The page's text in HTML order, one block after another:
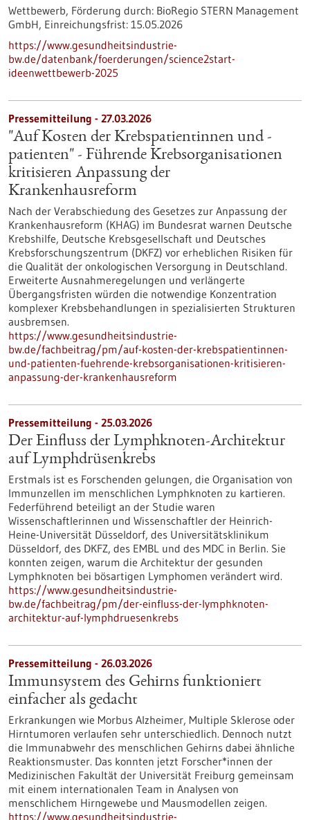
Wettbewerb, Förderung durch: BioRegio STERN Management
GmbH, Einreichungsfrist: 15.05.2026
https://www.gesundheitsindustrie-
bw.de/datenbank/foerderungen/science2start-
ideenwettbewerb-2025
Pressemitteilung - 27.03.2026
"Auf Kosten der Krebspatientinnen und -
patienten" - Führende Krebsorganisationen
kritisieren Anpassung der
Krankenhausreform
Nach der Verabschiedung des Gesetzes zur Anpassung der
Krankenhausreform (KHAG) im Bundesrat warnen Deutsche
Krebshilfe, Deutsche Krebsgesellschaft und Deutsches
Krebsforschungszentrum (DKFZ) vor erheblichen Risiken für
die Qualität der onkologischen Versorgung in Deutschland.
Erweiterte Ausnahmeregelungen und verlängerte
Übergangsfristen würden die notwendige Konzentration
komplexer Krebsbehandlungen in spezialisierten Strukturen
ausbremsen.
https://www.gesundheitsindustrie-
bw.de/fachbeitrag/pm/auf-kosten-der-krebspatientinnen-
und-patienten-fuehrende-krebsorganisationen-kritisieren-
anpassung-der-krankenhausreform
Pressemitteilung - 25.03.2026
Der Einfluss der Lymphknoten-Architektur
auf Lymphdrüsenkrebs
Erstmals ist es Forschenden gelungen, die Organisation von
Immunzellen im menschlichen Lymphknoten zu kartieren.
Federführend beteiligt an der Studie waren
Wissenschaftlerinnen und Wissenschaftler der Heinrich-
Heine-Universität Düsseldorf, des Universitätsklinikum
Düsseldorf, des DKFZ, des EMBL und des MDC in Berlin. Sie
konnten zeigen, warum die Architektur der gesunden
Lymphknoten bei bösartigen Lymphomen verändert wird.
https://www.gesundheitsindustrie-
bw.de/fachbeitrag/pm/der-einfluss-der-lymphknoten-
architektur-auf-lymphdruesenkrebs
Pressemitteilung - 26.03.2026
Immunsystem des Gehirns funktioniert
einfacher als gedacht
Erkrankungen wie Morbus Alzheimer, Multiple Sklerose oder
Hirntumoren verlaufen sehr unterschiedlich. Dennoch nutzt
die Immunabwehr des menschlichen Gehirns dabei ähnliche
Reaktionsmuster. Das konnten jetzt Forscher*innen der
Medizinischen Fakultät der Universität Freiburg gemeinsam
mit einem internationalen Team in Analysen von
menschlichem Hirngewebe und Mausmodellen zeigen.
https://www.gesundheitsindustrie-